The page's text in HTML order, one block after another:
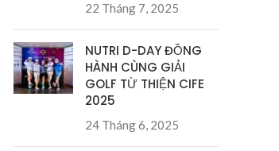
22 Tháng 7, 2025
NUTRI D-DAY ĐỒNG
HÀNH CÙNG GIẢI
GOLF TỪ THIỆN CIFE
2025
24 Tháng 6, 2025